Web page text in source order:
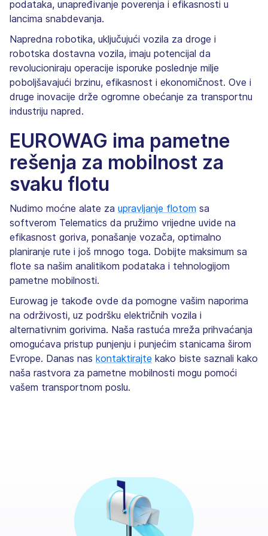
podataka, unapređivanje poverenja i efikasnosti u
lancima snabdevanja.
Napredna robotika, uključujući vozila za droge i
robotska dostavna vozila, imaju potencijal da
revolucioniraju operacije isporuke poslednje milje
poboljšavajući brzinu, efikasnost i ekonomičnost. Ove i
druge inovacije drže ogromne obećanje za transportnu
industriju napred.
EUROWAG ima pametne
rešenja za mobilnost za
svaku flotu
Nudimo moćne alate za upravljanje flotom sa
softverom Telematics da pružimo vrijedne uvide na
efikasnost goriva, ponašanje vozača, optimalno
planiranje rute i još mnogo toga. Dobijte maksimum sa
flote sa našim analitikom podataka i tehnologijom
pametne mobilnosti.
Eurowag je takođe ovde da pomogne vašim naporima
na održivosti, uz podršku električnih vozila i
alternativnim gorivima. Naša rastuća mreža prihvaćanja
omogućava pristup punjenju i punjećim stanicama širom
Evrope. Danas nas kontaktirajte kako biste saznali kako
naša rastvora za pametne mobilnosti mogu pomoći
vašem transportnom poslu.